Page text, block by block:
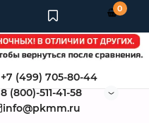
+7 (499) 705-80-44
8 (800)-511-41-58
info@pkmm.ru
0